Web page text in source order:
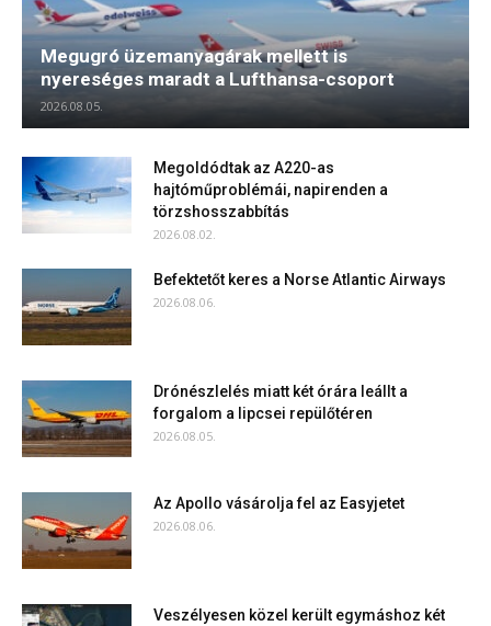
Megugró üzemanyagárak mellett is
nyereséges maradt a Lufthansa-csoport
2026.08.05.
Megoldódtak az A220-as
hajtóműproblémái, napirenden a
törzshosszabbítás
2026.08.02.
Befektetőt keres a Norse Atlantic Airways
2026.08.06.
Drónészlelés miatt két órára leállt a
forgalom a lipcsei repülőtéren
2026.08.05.
Az Apollo vásárolja fel az Easyjetet
2026.08.06.
Veszélyesen közel került egymáshoz két